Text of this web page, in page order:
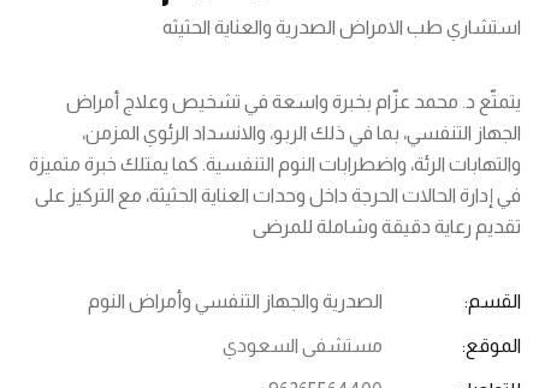
استشاري طب الامراض الصدرية والعناية الحثيثه
يتمتّع د. محمد عزّام بخبرة واسعة في تشخيص وعلاج أمراض
الجهاز التنفسي، بما في ذلك الربو، والانسداد الرئوي المزمن،
والتهابات الرئة، واضطرابات النوم التنفسية. كما يمتلك خبرة متميزة
في إدارة الحالات الحرجة داخل وحدات العناية الحثيثة، مع التركيز على
تقديم رعاية دقيقة وشاملة للمرضى
القسم: الصدرية والجهاز التنفسي وأمراض النوم
الموقع: مستشفى السعودي